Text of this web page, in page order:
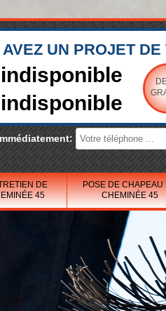
UN PROJET DE
indisponible
indisponible
DE
45
POSE DE CHAPEAU
CHEMINÉE 45